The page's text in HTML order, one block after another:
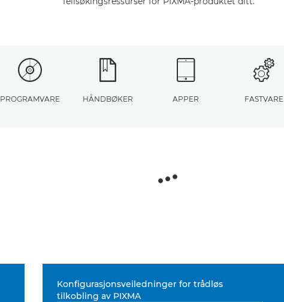
PROGRAMVARE HÅNDBØKER APPER FASTVARE
Konfigurasjonsveiledninger for trådløs
tilkobling av PIXMA